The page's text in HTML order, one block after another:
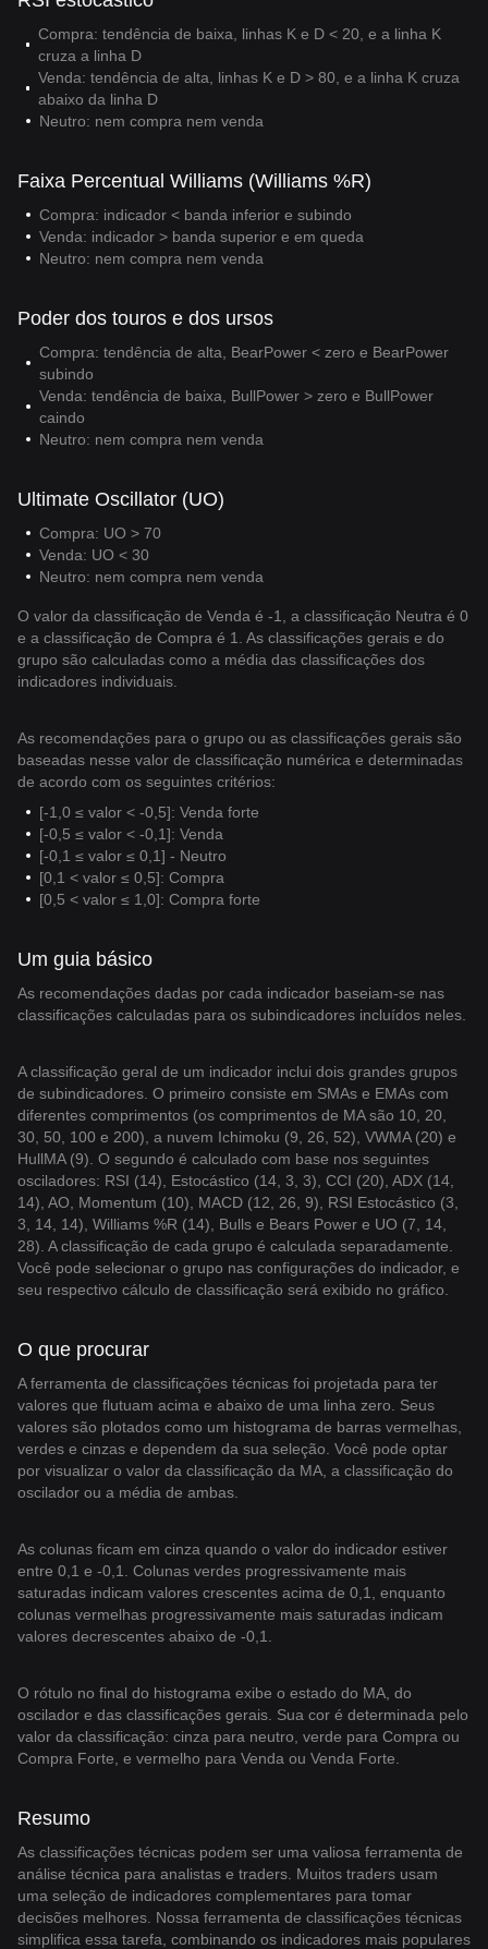
Compra: tendência de baixa, linhas K e D < 20, e a linha K
cruza a linha D
Venda: tendência de alta, linhas K e D > 80, e a linha K cruza
abaixo da linha D
Neutro: nem compra nem venda
Faixa Percentual Williams (Williams %R)
Compra: indicador < banda inferior e subindo
Venda: indicador > banda superior e em queda
Neutro: nem compra nem venda
Poder dos touros e dos ursos
Compra: tendência de alta, BearPower < zero e BearPower
subindo
Venda: tendência de baixa, BullPower > zero e BullPower
caindo
Neutro: nem compra nem venda
Ultimate Oscillator (UO)
Compra: UO > 70
Venda: UO < 30
Neutro: nem compra nem venda
O valor da classificação de Venda é -1, a classificação Neutra é 0
e a classificação de Compra é 1. As classificações gerais e do
grupo são calculadas como a média das classificações dos
indicadores individuais.
As recomendações para o grupo ou as classificações gerais são
baseadas nesse valor de classificação numérica e determinadas
de acordo com os seguintes critérios:
[-1,0 ≤ valor < -0,5]: Venda forte
[-0,5 ≤ valor < -0,1]: Venda
[-0,1 ≤ valor ≤ 0,1] - Neutro
[0,1 < valor ≤ 0,5]: Compra
[0,5 < valor ≤ 1,0]: Compra forte
Um guia básico
As recomendações dadas por cada indicador baseiam-se nas
classificações calculadas para os subindicadores incluídos neles.
A classificação geral de um indicador inclui dois grandes grupos
de subindicadores. O primeiro consiste em SMAs e EMAs com
diferentes comprimentos (os comprimentos de MA são 10, 20,
30, 50, 100 e 200), a nuvem Ichimoku (9, 26, 52), VWMA (20) e
HullMA (9). O segundo é calculado com base nos seguintes
osciladores: RSI (14), Estocástico (14, 3, 3), CCI (20), ADX (14,
14), AO, Momentum (10), MACD (12, 26, 9), RSI Estocástico (3,
3, 14, 14), Williams %R (14), Bulls e Bears Power e UO (7, 14,
28). A classificação de cada grupo é calculada separadamente.
Você pode selecionar o grupo nas configurações do indicador, e
seu respectivo cálculo de classificação será exibido no gráfico.
O que procurar
A ferramenta de classificações técnicas foi projetada para ter
valores que flutuam acima e abaixo de uma linha zero. Seus
valores são plotados como um histograma de barras vermelhas,
verdes e cinzas e dependem da sua seleção. Você pode optar
por visualizar o valor da classificação da MA, a classificação do
oscilador ou a média de ambas.
As colunas ficam em cinza quando o valor do indicador estiver
entre 0,1 e -0,1. Colunas verdes progressivamente mais
saturadas indicam valores crescentes acima de 0,1, enquanto
colunas vermelhas progressivamente mais saturadas indicam
valores decrescentes abaixo de -0,1.
O rótulo no final do histograma exibe o estado do MA, do
oscilador e das classificações gerais. Sua cor é determinada pelo
valor da classificação: cinza para neutro, verde para Compra ou
Compra Forte, e vermelho para Venda ou Venda Forte.
Resumo
As classificações técnicas podem ser uma valiosa ferramenta de
análise técnica para analistas e traders. Muitos traders usam
uma seleção de indicadores complementares para tomar
decisões melhores. Nossa ferramenta de classificações técnicas
simplifica essa tarefa, combinando os indicadores mais populares